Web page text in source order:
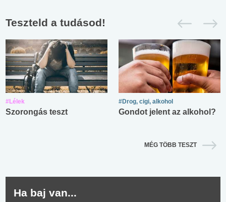
Teszteld a tudásod!
#Lélek
Szorongás teszt
#Drog, cigi, alkohol
Gondot jelent az alkohol?
MÉG TÖBB TESZT
Ha baj van...